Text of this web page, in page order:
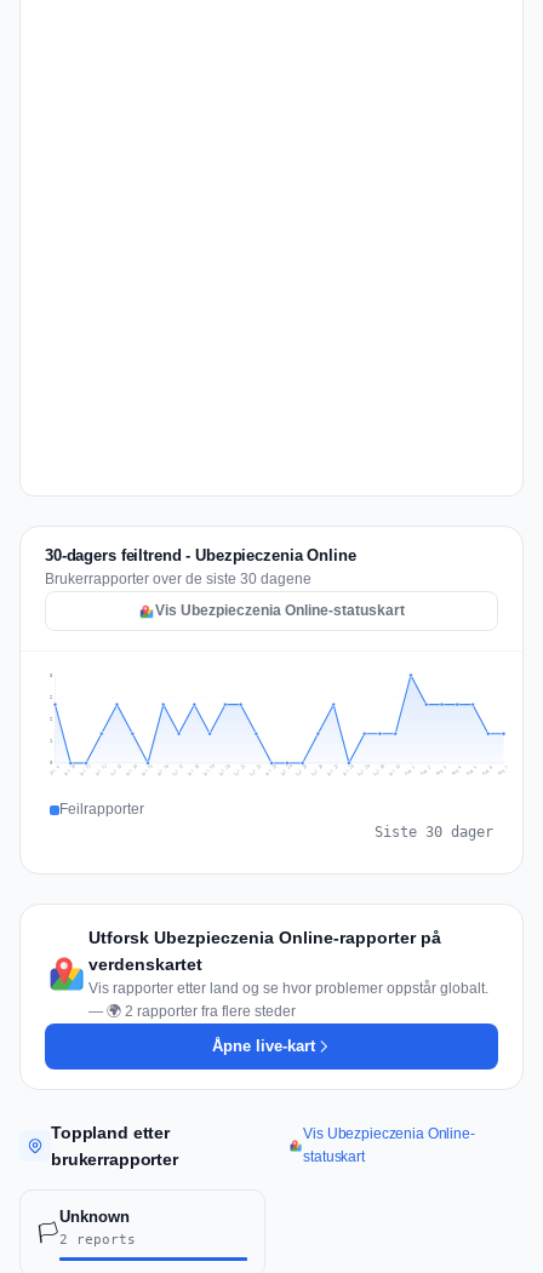
30-dagers feiltrend - Ubezpieczenia Online
Brukerrapporter over de siste 30 dagene
Vis Ubezpieczenia Online-statuskart
1
2
2
3
Jul 9 Jul 10 Jul 11 Jul 12 Jul 13 Jul 14 Jul 15 Jul 16 Jul 17 Jul 18 Jul 19 Jul 20 Jul 21 Jul 22 Jul 23 Jul 24 Jul 25 Jul 26 Jul 27 Jul 28 Jul 29 Jul 30 Jul 31 Aug 1 Aug 2 Aug 3 Aug 4 Aug 5 Aug 6 Aug 7
Feilrapporter
Siste 30 dager
Utforsk Ubezpieczenia Online-rapporter på
verdenskartet
Vis rapporter etter land og se hvor problemer oppstår globalt.
— 🌍 2 rapporter fra flere steder
Åpne live-kart
Toppland etter
brukerrapporter
Vis Ubezpieczenia Online-
statuskart
🏳️
Unknown
2 reports